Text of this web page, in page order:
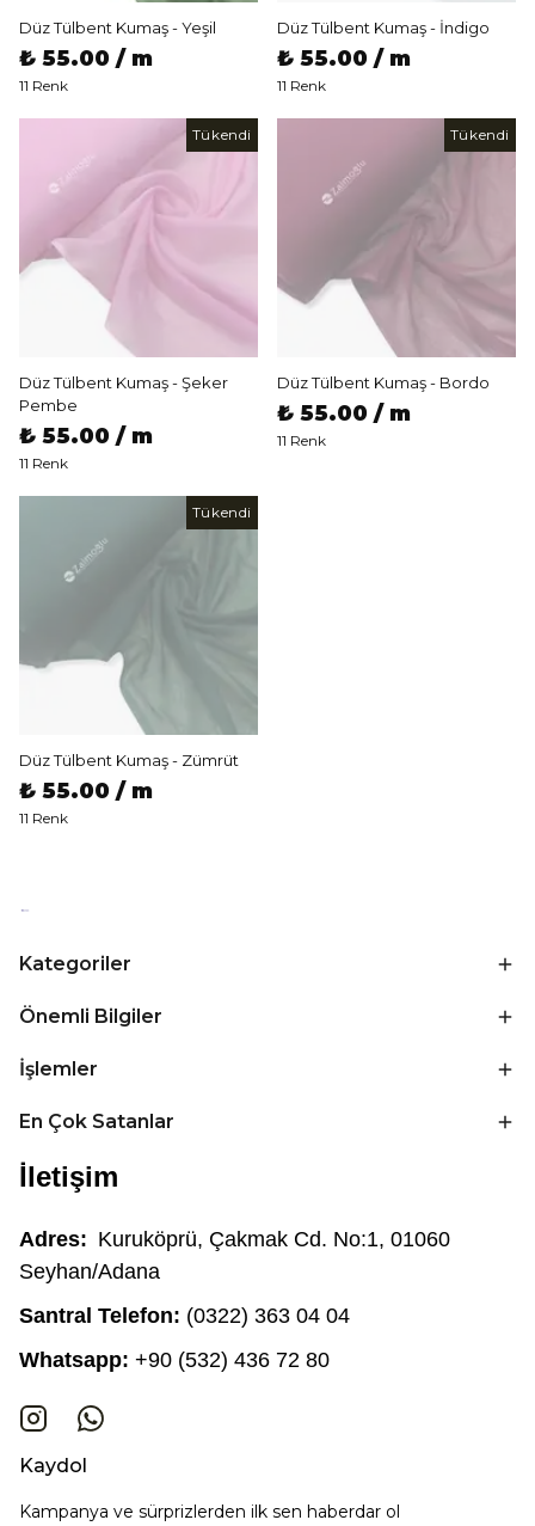
Düz Tülbent Kumaş - Yeşil
₺ 55.00 / m
11 Renk
Düz Tülbent Kumaş - İndigo
₺ 55.00 / m
11 Renk
Tükendi
Düz Tülbent Kumaş - Şeker
Pembe
₺ 55.00 / m
11 Renk
Tükendi
Düz Tülbent Kumaş - Bordo
₺ 55.00 / m
11 Renk
Tükendi
Düz Tülbent Kumaş - Zümrüt
₺ 55.00 / m
11 Renk
Kategoriler
Önemli Bilgiler
İşlemler
En Çok Satanlar
İletişim
Adres: Kuruköprü, Çakmak Cd. No:1, 01060
Seyhan/Adana
Santral Telefon: (0322) 363 04 04
Whatsapp: +90 (532) 436 72 80
Kaydol
Kampanya ve sürprizlerden ilk sen haberdar ol